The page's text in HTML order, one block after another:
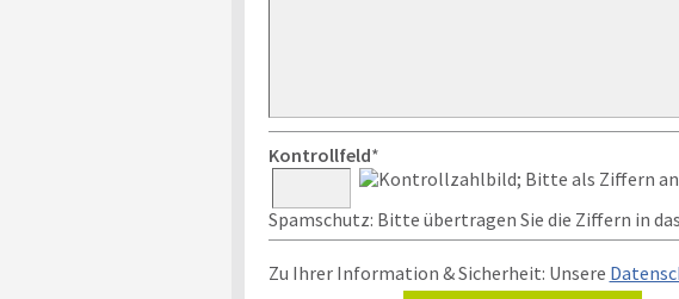
Kontrollfeld*
Spamschutz: Bitte übertragen Sie die Ziffern in
Zu Ihrer Information & Sicherheit: Unsere